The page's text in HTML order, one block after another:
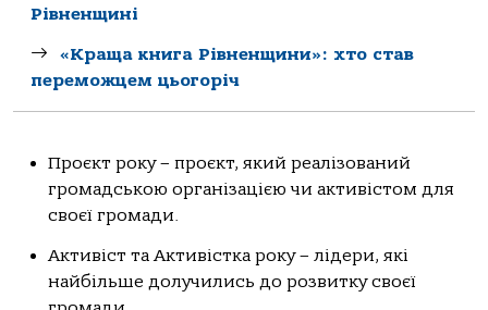
Рівненщині
«Краща книга Рівненщини»: хто став
переможцем цьогоріч
Проєкт року – проєкт, який реалізований
громадською організацією чи активістом для
своєї громади.
Активіст та Активістка року – лідери, які
найбільше долучились до розвитку своєї